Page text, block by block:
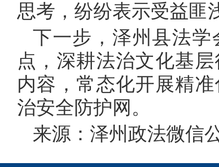
思考，纷纷表示受益匪
下一步，泽州县法
点，深耕法治文化基
内容，常态化开展精
治安全防护网。
来源：泽州政法微信